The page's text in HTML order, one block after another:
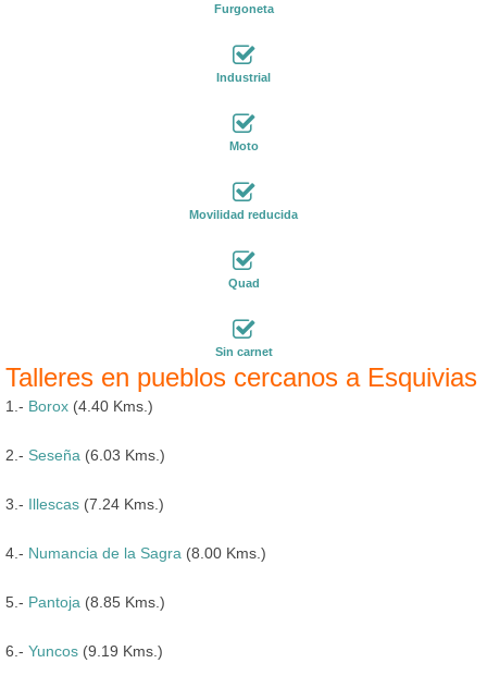
Furgoneta
Industrial
Moto
Movilidad reducida
Quad
Sin carnet
Talleres en pueblos cercanos a Esquivias
1.- Borox (4.40 Kms.)
2.- Seseña (6.03 Kms.)
3.- Illescas (7.24 Kms.)
4.- Numancia de la Sagra (8.00 Kms.)
5.- Pantoja (8.85 Kms.)
6.- Yuncos (9.19 Kms.)